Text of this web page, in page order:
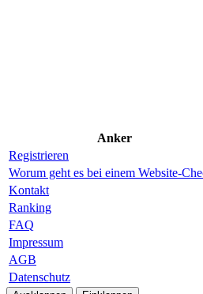
Anker
Registrieren
Worum geht es bei einem Website-
Kontakt
Ranking
FAQ
Impressum
AGB
Datenschutz